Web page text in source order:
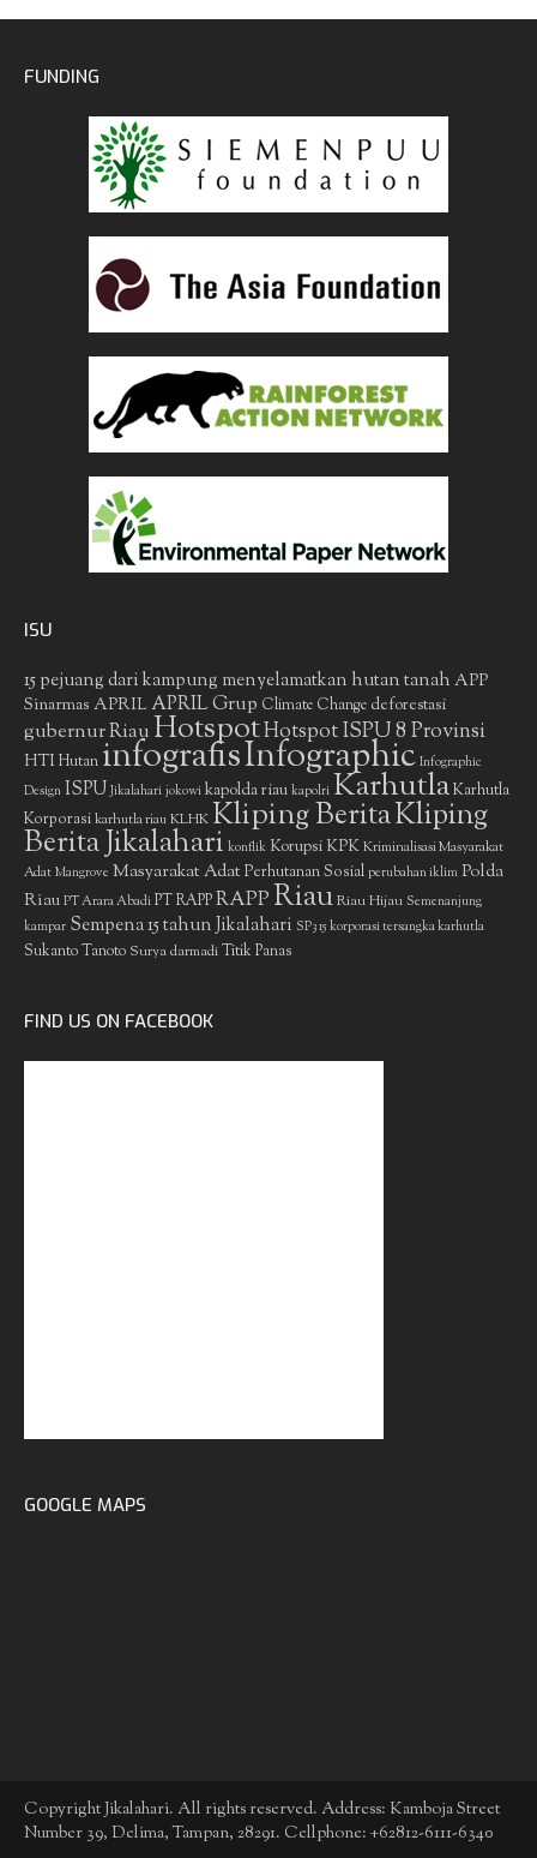
FUNDING
ISU
15 pejuang dari kampung menyelamatkan hutan tanah APP
Sinarmas APRIL APRIL Grup Climate Change deforestasi
gubernur RiauHotspotHotspot ISPU 8 Provinsi
HTIHutan infografisInfographic Infographic
Design ISPU Jikalahari jokowi kapolda riau kapolri KarhutlaKarhutla
Korporasikarhutla riauKLHKKliping BeritaKliping
Berita Jikalahari konflik Korupsi KPKKriminalisasi Masyarakat
Adat Mangrove Masyarakat AdatPerhutanan Sosial perubahan iklim Polda
Riau PT Arara Abadi PT RAPPRAPPRiauRiau Hijau Semenanjung
kampar Sempena 15 tahun Jikalahari SP3 15 korporasi tersangka karhutla
Sukanto Tanoto Surya darmadiTitik Panas
FIND US ON FACEBOOK
GOOGLE MAPS
Copyright Jikalahari. All rights reserved. Address: Kamboja Street
Number 39, Delima, Tampan, 28291. Cellphone: +62812-6111-6340